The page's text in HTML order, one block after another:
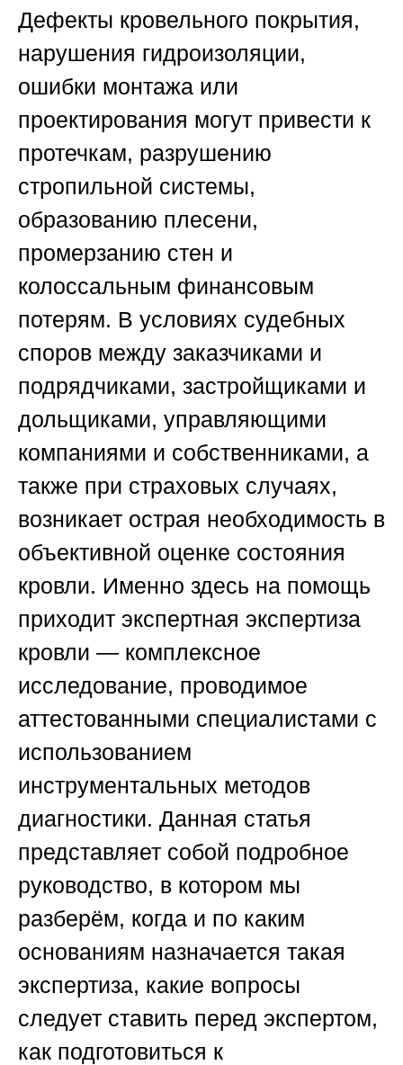
Дефекты кровельного покрытия,
нарушения гидроизоляции,
ошибки монтажа или
проектирования могут привести к
протечкам, разрушению
стропильной системы,
образованию плесени,
промерзанию стен и
колоссальным финансовым
потерям. В условиях судебных
споров между заказчиками и
подрядчиками, застройщиками и
дольщиками, управляющими
компаниями и собственниками, а
также при страховых случаях,
возникает острая необходимость в
объективной оценке состояния
кровли. Именно здесь на помощь
приходит экспертная экспертиза
кровли — комплексное
исследование, проводимое
аттестованными специалистами с
использованием
инструментальных методов
диагностики. Данная статья
представляет собой подробное
руководство, в котором мы
разберём, когда и по каким
основаниям назначается такая
экспертиза, какие вопросы
следует ставить перед экспертом,
как подготовиться к